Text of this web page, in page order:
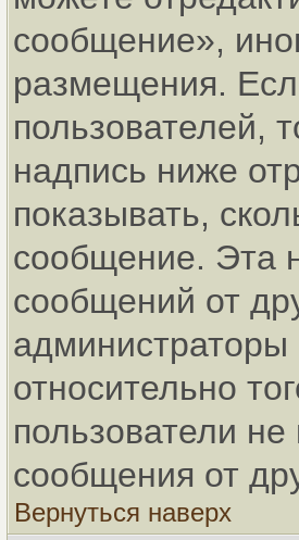
сообщение»,
размещения.
пользователей,
надпись ниже
показывать,
сообщение. Эта
сообщений от
администраторы
относительно
пользователи
сообщения от
Вернуться наверх